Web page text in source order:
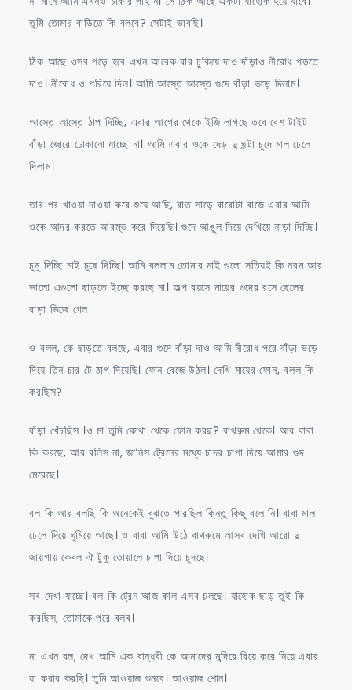
তুমি তোমার বাড়িতে কি বলবে? সেটাই ভাবছি।
ঠিক আছে ওসব পড়ে হবে এখন আরেক বার ঢুকিয়ে দাও দাঁড়াও নীরোধ পড়তে
দাও। নীরোধ ও পরিয়ে দিল। আমি আস্তে আস্তে গুদে বাঁড়া ভড়ে দিলাম।
আস্তে আস্তে ঠাপ দিচ্ছি, এবার আগের থেকে ইজি লাগছে তবে বেশ টাইট
বাঁড়া জোরে ঢোকানো যাচ্ছে না। আমি এবার ওকে দেড় দু ঘন্টা চুদে মাল ঢেলে
দিলাম।
তার পর খাওয়া দাওয়া করে শুয়ে আছি, রাত সাড়ে বারোটা বাজে এবার আমি
ওকে আদর করতে আরম্ভ করে দিয়েছি। গুদে আঙুল দিয়ে দেখিয়ে নাড়া দিচ্ছি।
চুমু দিচ্ছি মাই চুষে দিচ্ছি। আমি বললাম তোমার মাই গুলো সত্যিই কি নরম আর
ভালো এগুলো ছাড়তে ইচ্ছে করছে না। অল্প বয়সে মায়ের গুদের রসে ছেলের
বাড়া ভিজে গেল
ও বলল, কে ছাড়তে বলছে, এবার গুদে বাঁড়া দাও আমি নীরোধ পরে বাঁড়া ভড়ে
দিয়ে তিন চার টে ঠাপ দিয়েছি। ফোন বেজে উঠল। দেখি মায়ের ফোন, বলল কি
করছিস?
বাঁড়া খেঁচছিস ।ও মা তুমি কোথা থেকে ফোন করছ? বাথরুম থেকে। আর বাবা
কি করছে, আর বলিস না, জানিস ট্রেনের মধ্যে চাদর চাপা দিয়ে আমার গুদ
মেরেছে।
বল কি আর বলছি কি অনেকেই বুঝতে পারছিল কিন্তু কিছু বলে নি। বাবা মাল
ঢেলে দিয়ে ঘুমিয়ে আছে। ও বাবা আমি উঠে বাথরুমে আসব দেখি আরো দু
জায়গায় কেবল ঐ টুকু তোয়ালে চাপা দিয়ে চুদছে।
সব দেখা যাচ্ছে। বল কি ট্রেন আজ কাল এসব চলছে। যাহোক ছাড় তুই কি
করছিস, তোমাকে পরে বলব।
না এখন বল, দেখ আমি এক বান্ধবী কে আমাদের মন্দিরে বিয়ে করে নিয়ে এবার
যা করার করছি। তুমি আওয়াজ শুনবে। আওয়াজ শোন।